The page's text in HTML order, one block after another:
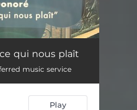
04:17
qui nous plaît
music service
Play